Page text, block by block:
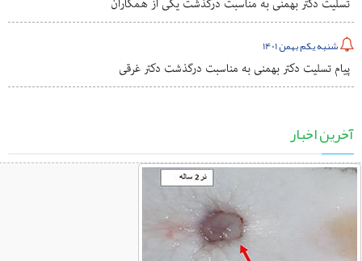
تسلیت دکتر بهمنی به مناسبت درگذشت یکی از همکاران
شنبه یکم بهمن 1401
پیام تسلیت دکتر بهمنی به مناسبت درگذشت دکتر غرقی
آخرین اخبار